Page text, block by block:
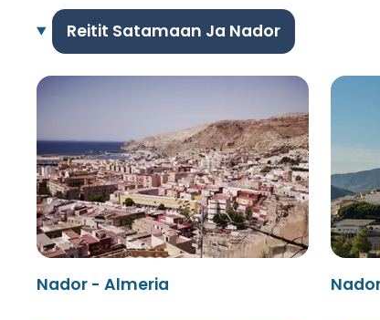
Reitit Satamaan Ja Nador
Nador - Almeria